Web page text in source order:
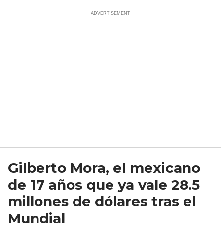
Gilberto Mora, el mexicano
de 17 años que ya vale 28.5
millones de dólares tras el
Mundial